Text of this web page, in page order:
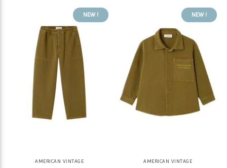
NEW !
AMERICAN VINTAGE
NEW !
AMERICAN VINTAGE